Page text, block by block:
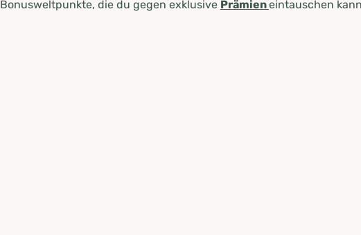
Bonusweltpunkte, die du gegen exklusive Prämieneintauschen